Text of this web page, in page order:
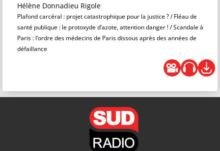
Hélène Donnadieu Rigole
Plafond carcéral : projet catastrophique pour la justice ? / Fléau de
santé publique : le protoxyde d’azote, attention danger ! / Scandale à
Paris : l’ordre des médecins de Paris dissous après des années de
défaillance